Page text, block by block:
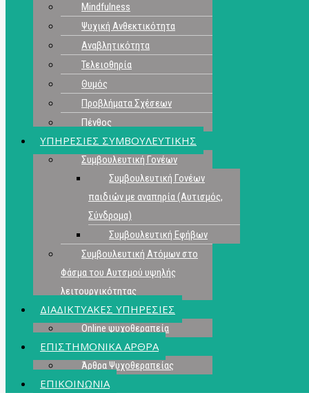
Mindfulness
Ψυχική Ανθεκτικότητα
Αναβλητικότητα
Τελειοθηρία
Θυμός
Προβλήματα Σχέσεων
Πένθος
ΥΠΗΡΕΣΙΕΣ ΣΥΜΒΟΥΛΕΥΤΙΚΗΣ
Συμβουλευτική Γονέων
Συμβουλευτική Γονέων
παιδιών με αναπηρία (Αυτισμός,
Σύνδρομα)
Συμβουλευτική Εφήβων
Συμβουλευτική Ατόμων στο
Φάσμα του Αυτσμού υψηλής
λειτουργικότητας
ΔΙΑΔΙΚΤΥΑΚΕΣ ΥΠΗΡΕΣΙΕΣ
Online ψυχοθεραπεία
ΕΠΙΣΤΗΜΟΝΙΚΑ ΑΡΘΡΑ
Άρθρα Ψυχοθεραπείας
ΕΠΙΚΟΙΝΩΝΙΑ